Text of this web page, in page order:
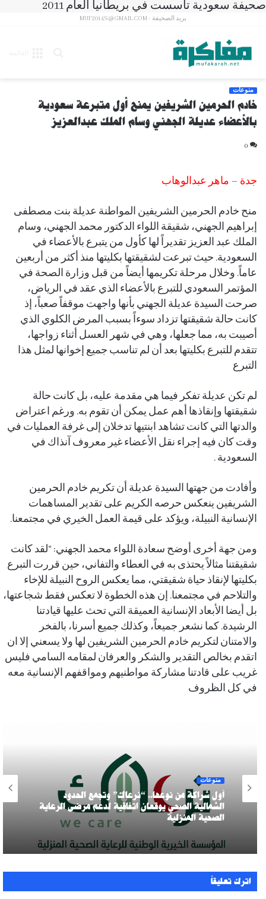
صحيفة سعودية تأسست في بريطانيا العام 2011
بريد الصحيفة - MUF2014S@GMAIL.COM
منوعات
خادم الحرمين الشريفين يمنح أول متبرعة سعودية
بالأعضاء عديلة الجهني وسام الملك عبدالعزيز
0
جدة – ماهر عبدالوهاب
منح خادم الحرمين الشريفين المواطنة عديلة بنت مصطفى
إبراهيم الجهني، شقيقة اللواء الدكتور محمد الجهني، وسام
الملك عبد العزيز تقديراً لها كأول من يتبرع بالأعضاء في
السعودية. حيث تبرعت لشقيقتها بكليتها منذ أكثر من أربعين
عاماً. وخلال مرحلة تكريمها أيضاً من قبل وزارة الصحة في
المؤتمر السعودي للتبرع بالأعضاء الذي عقد في الرياض،
صرحت السيدة عديلة الجهني بأنها واجهت موقفاً صعباً، إذ
كانت حالة شقيقتها تزداد سوءاً بسبب المرض الكلوي الذي
أصيبت به، مما جعلها، وهي في شهر العسل أثناء زواجها،
تتقدم للتبرع بكليتها بعد أن لم تناسب جميع إخوانها لمثل هذا
التبرع
لم تكن عديلة تفكر فيما هي مقدمة عليه، بل كانت حالة
شقيقتها وإنقاذها أهم عمل يمكن أن تقوم به. ورغم اعتراض
والدتها التي كانت تشاهد ابنتيها تدخلان إلى غرفة العمليات في
وقت كان فيه إجراء نقل الأعضاء غير معروف آنذاك في
السعودية .
وأفادت من جهتها السيدة عديلة أن تكريم خادم الحرمين
الشريفين ينعكس حرصه الكريم على تقدير المساهمات
الإنسانية النبيلة، ويؤكد على قيمة العمل الخيري في مجتمعنا.
ومن جهة أخرى أوضح سعادة اللواء محمد الجهني: “لقد كانت
شقيقتنا مثالاً يحتذى به في العطاء والتفاني، حين قررت التبرع
بكليتها لإنقاذ حياة شقيقتي، مما يعكس الروح النبيلة للإخاء
والتلاحم في مجتمعنا. إن هذه الخطوة لا تعكس فقط شجاعتها،
بل أيضا الأبعاد الإنسانية العميقة التي تحث عليها قيادتنا
الرشيدة. كما نشعر جميعاً، وكذلك جميع أسرنا، بالفخر
والامتنان لتكريم خادم الحرمين الشريفين لها ولا يسعني إلا ان
اتقدم بخالص التقدير والشكر والعرفان لمقامه السامي فليس
غريب على قادتنا مشاركة مواطنيهم ومواقفهم الإنسانية معه
في كل الظروف
منوعات
أول شراكة من نوعها.. “نرعاك” وتجمع الحدود
الشمالية الصحي يوقعان اتفاقية لدعم مرضى الرعاية
الصحية المنزلية
اترك تعليقاً